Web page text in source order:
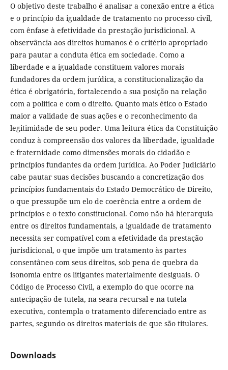
O objetivo deste trabalho é analisar a conexão entre a ética
e o princípio da igualdade de tratamento no processo civil,
com ênfase à efetividade da prestação jurisdicional. A
observância aos direitos humanos é o critério apropriado
para pautar a conduta ética em sociedade. Como a
liberdade e a igualdade constituem valores morais
fundadores da ordem jurídica, a constitucionalização da
ética é obrigatória, fortalecendo a sua posição na relação
com a política e com o direito. Quanto mais ético o Estado
maior a validade de suas ações e o reconhecimento da
legitimidade de seu poder. Uma leitura ética da Constituição
conduz à compreensão dos valores da liberdade, igualdade
e fraternidade como dimensões morais do cidadão e
princípios fundantes da ordem jurídica. Ao Poder Judiciário
cabe pautar suas decisões buscando a concretização dos
princípios fundamentais do Estado Democrático de Direito,
o que pressupõe um elo de coerência entre a ordem de
princípios e o texto constitucional. Como não há hierarquia
entre os direitos fundamentais, a igualdade de tratamento
necessita ser compatível com a efetividade da prestação
jurisdicional, o que impõe um tratamento às partes
consentâneo com seus direitos, sob pena de quebra da
isonomia entre os litigantes materialmente desiguais. O
Código de Processo Civil, a exemplo do que ocorre na
antecipação de tutela, na seara recursal e na tutela
executiva, contempla o tratamento diferenciado entre as
partes, segundo os direitos materiais de que são titulares.
Downloads